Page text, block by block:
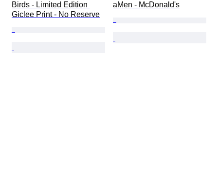
Birds - Limited Edition
Giclee Print - No Reserve
aMen - McDonald's